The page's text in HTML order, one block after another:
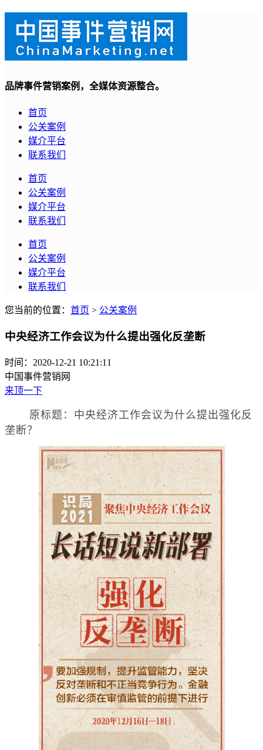
品牌事件营销案例，全媒体资源整合。
首页
公关案例
媒介平台
联系我们
首页
公关案例
媒介平台
联系我们
首页
公关案例
媒介平台
联系我们
您当前的位置： 首页 > 公关案例
中央经济工作会议为什么提出强化反垄断
时间：2020-12-21 10:21:11
中国事件营销网
来顶一下
原标题：中央经济工作会议为什么提出强化反
垄断？